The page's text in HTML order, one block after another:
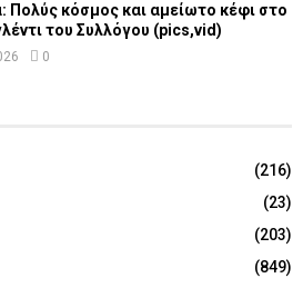
Πολύς κόσμος και αμείωτο κέφι στο
του Συλλόγου (pics,vid)
0
(216)
(23)
(203)
(849)